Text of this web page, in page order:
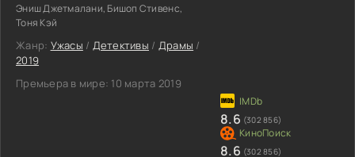
Эниш Джетмалани, Бишоп Стивенс,
Тоня Кэй
Жанр: Ужасы / Детективы / Драмы /
2019
Премьера в мире: 10 марта 2019
8.6 (302 856)
8.6 (302 856)